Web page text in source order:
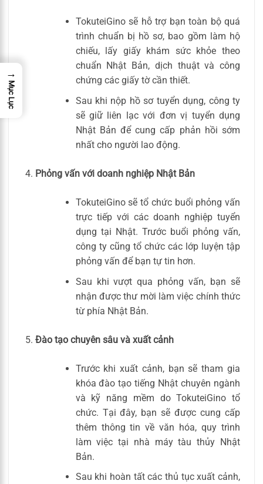
TokuteiGino sẽ hỗ trợ bạn toàn bộ quá
trình chuẩn bị hồ sơ, bao gồm làm hộ
chiếu, lấy giấy khám sức khỏe theo
chuẩn Nhật Bản, dịch thuật và công
chứng các giấy tờ cần thiết.
Sau khi nộp hồ sơ tuyển dụng, công ty
sẽ giữ liên lạc với đơn vị tuyển dụng
Nhật Bản để cung cấp phản hồi sớm
nhất cho người lao động.
Phỏng vấn với doanh nghiệp Nhật Bản
TokuteiGino sẽ tổ chức buổi phỏng vấn
trực tiếp với các doanh nghiệp tuyển
dụng tại Nhật. Trước buổi phỏng vấn,
công ty cũng tổ chức các lớp luyện tập
phỏng vấn để bạn tự tin hơn.
Sau khi vượt qua phỏng vấn, bạn sẽ
nhận được thư mời làm việc chính thức
từ phía Nhật Bản.
Đào tạo chuyên sâu và xuất cảnh
Trước khi xuất cảnh, bạn sẽ tham gia
khóa đào tạo tiếng Nhật chuyên ngành
và kỹ năng mềm do TokuteiGino tổ
chức. Tại đây, bạn sẽ được cung cấp
thêm thông tin về văn hóa, quy trình
làm việc tại nhà máy tàu thủy Nhật
Bản.
Sau khi hoàn tất các thủ tục xuất cảnh,
→
Mục Lục